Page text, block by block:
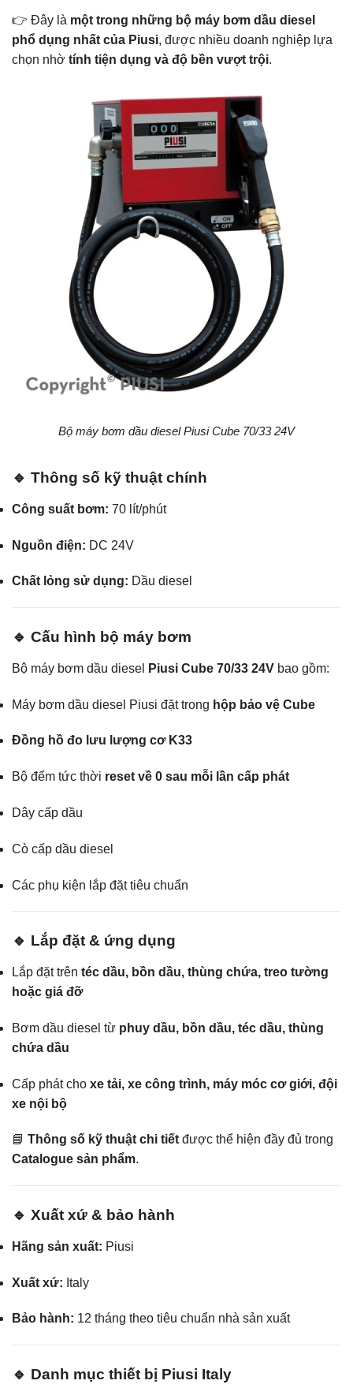
👉 Đây là một trong những bộ máy bơm dầu diesel
phổ dụng nhất của Piusi, được nhiều doanh nghiệp lựa
chọn nhờ tính tiện dụng và độ bền vượt trội.
Bộ máy bơm dầu diesel Piusi Cube 70/33 24V
🔹 Thông số kỹ thuật chính
Công suất bơm: 70 lít/phút
Nguồn điện: DC 24V
Chất lỏng sử dụng: Dầu diesel
🔹 Cấu hình bộ máy bơm
Bộ máy bơm dầu diesel Piusi Cube 70/33 24V bao gồm:
Máy bơm dầu diesel Piusi đặt trong hộp bảo vệ Cube
Đồng hồ đo lưu lượng cơ K33
Bộ đếm tức thời reset về 0 sau mỗi lần cấp phát
Dây cấp dầu
Cò cấp dầu diesel
Các phụ kiện lắp đặt tiêu chuẩn
🔹 Lắp đặt & ứng dụng
Lắp đặt trên téc dầu, bồn dầu, thùng chứa, treo tường
hoặc giá đỡ
Bơm dầu diesel từ phuy dầu, bồn dầu, téc dầu, thùng
chứa dầu
Cấp phát cho xe tải, xe công trình, máy móc cơ giới, đội
xe nội bộ
📘 Thông số kỹ thuật chi tiếtđược thể hiện đầy đủ trong
Catalogue sản phẩm.
🔹 Xuất xứ & bảo hành
Hãng sản xuất: Piusi
Xuất xứ: Italy
Bảo hành: 12 tháng theo tiêu chuẩn nhà sản xuất
🔹 Danh mục thiết bị Piusi Italy